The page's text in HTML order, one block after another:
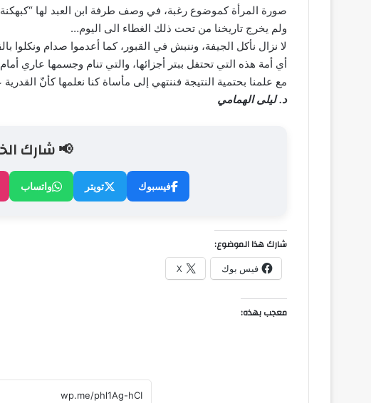
صورة المرأة كموضوع رغبة، في وصف طرفة ابن العبد لها
ولم يخرج تاريخنا من تحت ذلك الغطاء الى اليوم…
لا نزال نأكل الجيفة، وننبش في القبور، كما أعدموا صدام ونكلوا
أي أمة هذه التي تحتفل ببتر أجزائها، والتي تنام وجسمها عاري
مع علمنا بحتمية النتيجة فننتهي إلى مأساة كنا نعلمها كأنّ
د. ليلى الهمامي
📢 شارك
فيسبوك تويتر واتساب
شارك هذا الموضوع:
فيس بوك X
معجب بهذه: